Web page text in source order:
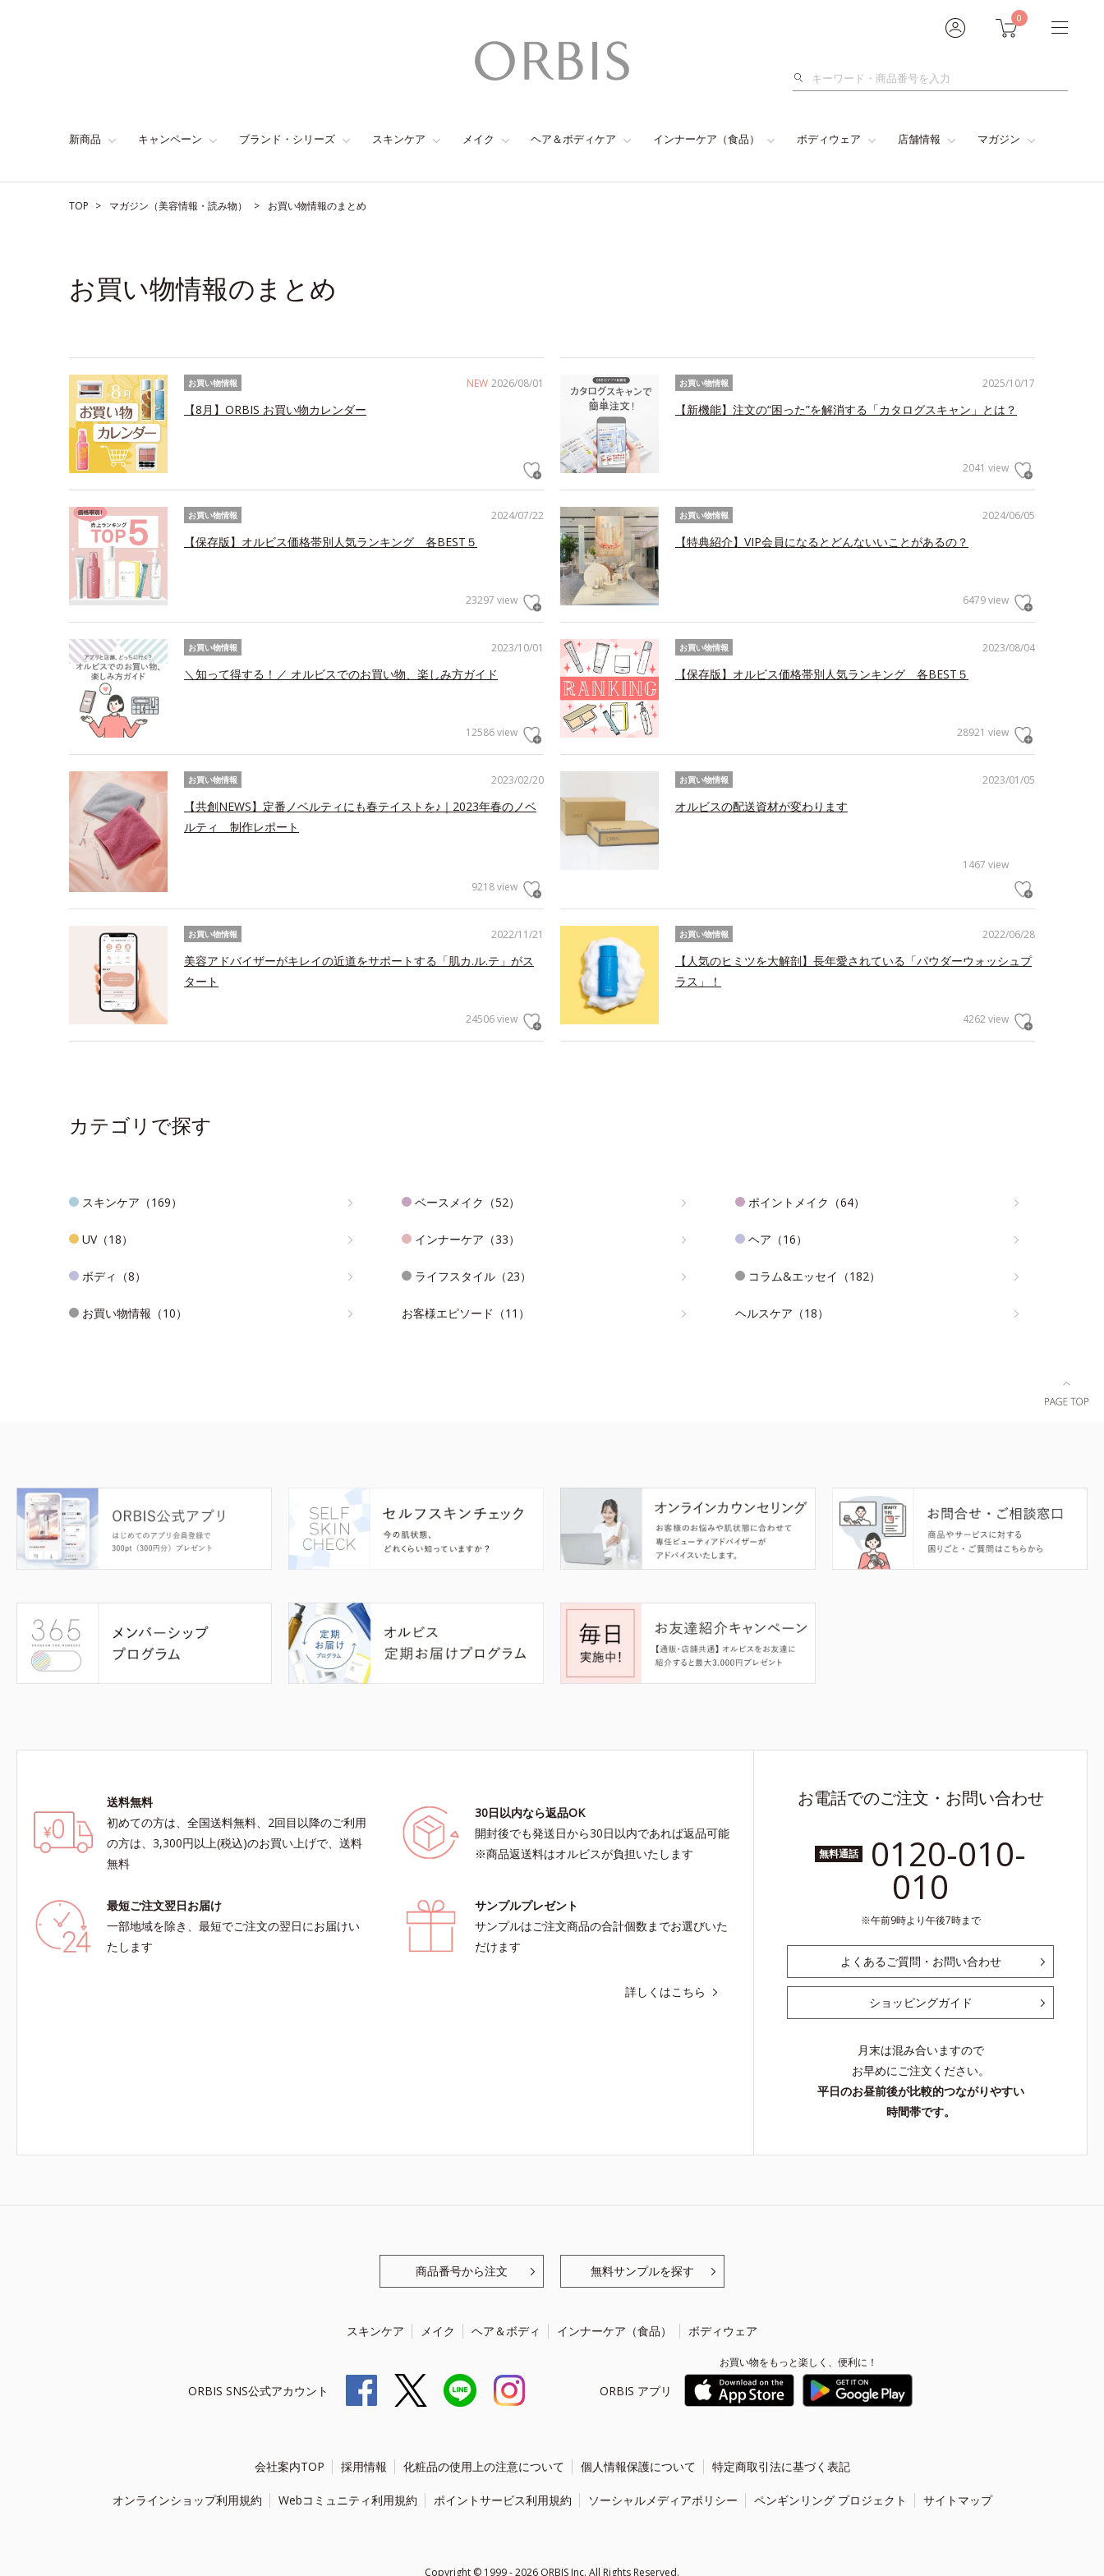
0
検
新商品 キャンペーン ブランド・シリーズ スキンケア メイク ヘア＆ボディケア インナーケア（食品） ボディウェア 店舗情報 マガジン
TOP マガジン（美容情報・読み物） お買い物情報のまとめ
お買い物情報のまとめ
NEW 2026/08/01
お買い物情報
【8月】ORBIS お買い物カレンダー
2025/10/17
お買い物情報
【新機能】注文の“困った”を解消する「カタログスキャン」とは？
2041 view
2024/07/22
お買い物情報
【保存版】オルビス価格帯別人気ランキング 各BEST５
23297 view
2024/06/05
お買い物情報
【特典紹介】VIP会員になるとどんないいことがあるの？
6479 view
2023/10/01
お買い物情報
＼知って得する！／ オルビスでのお買い物、楽しみ方ガイド
12586 view
2023/08/04
お買い物情報
【保存版】オルビス価格帯別人気ランキング 各BEST５
28921 view
2023/02/20
お買い物情報
【共創NEWS】定番ノベルティにも春テイストを♪｜2023年春のノベ
ルティ 制作レポート
9218 view
2023/01/05
お買い物情報
オルビスの配送資材が変わります
1467 view
2022/11/21
お買い物情報
美容アドバイザーがキレイの近道をサポートする「肌カ.ル.テ」がス
タート
24506 view
2022/06/28
お買い物情報
【人気のヒミツを大解剖】長年愛されている「パウダーウォッシュプ
ラス」！
4262 view
カテゴリで探す
スキンケア（169） ベースメイク（52） ポイントメイク（64）
UV（18） インナーケア（33） ヘア（16）
ボディ（8） ライフスタイル（23） コラム&エッセイ（182）
お買い物情報（10） お客様エピソード（11） ヘルスケア（18）
送料無料
初めての方は、全国送料無料、2回目以降のご利用
の方は、3,300円以上(税込)のお買い上げで、送料
無料
30日以内なら返品OK
開封後でも発送日から30日以内であれば返品可能
※商品返送料はオルビスが負担いたします
最短ご注文翌日お届け
一部地域を除き、最短でご注文の翌日にお届けい
たします
サンプルプレゼント
サンプルはご注文商品の合計個数までお選びいた
だけます
詳しくはこちら
お電話でのご注文・お問い合わせ
無料通話 0120-010-
010
午前9時より午後7時まで
よくあるご質問・お問い合わせ
ショッピングガイド
月末は混み合いますので
お早めにご注文ください。
平日のお昼前後が比較的つながりやすい
時間帯です。
商品番号から注文 無料サンプルを探す
スキンケア メイク ヘア＆ボディ インナーケア（食品） ボディウェア
ORBIS SNS公式アカウント ORBIS アプリ
お買い物をもっと楽しく、便利に！
会社案内TOP 採用情報 化粧品の使用上の注意について 個人情報保護について 特定商取引法に基づく表記
オンラインショップ利用規約 Webコミュニティ利用規約 ポイントサービス利用規約 ソーシャルメディアポリシー ペンギンリング プロジェクト サイトマップ
Copyright © 1999 - 2026 ORBIS Inc. All Rights Reserved.